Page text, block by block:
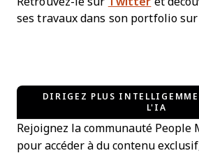
ses travaux dans son portfolio sur
DIRIGEZ PLUS
L'IA
Rejoignez la communauté People
pour accéder à du contenu